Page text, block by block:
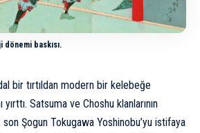
dönemi baskısı.
bir tırtıldan modern bir kelebeğe
Satsuma ve Choshu klanlarının
Şogun Tokugawa Yoshinobu’yu istifaya